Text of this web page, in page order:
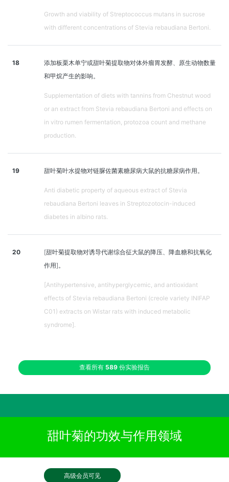
Growth and viability of Streptococcus mutans in sucrose
with different concentrations of Stevia rebaudiana Bertoni.
18
添加板栗木单宁或甜叶菊提取物对体外瘤胃发酵、原生动物数量
和甲烷产生的影响。
Supplementation of diets with tannins from Chestnut wood
or an extract from Stevia rebaudiana Bertoni and effects on
in vitro rumen fermentation, protozoa count and methane
production.
19 甜叶菊叶水提物对链脲佐菌素糖尿病大鼠的抗糖尿病作用。
Anti diabetic property of aqueous extract of Stevia
rebaudiana Bertoni leaves in Streptozotocin-induced
diabetes in albino rats.
20
[甜叶菊提取物对诱导代谢综合征大鼠的降压、降血糖和抗氧化
作用]。
[Antihypertensive, antihyperglycemic, and antioxidant
effects of Stevia rebaudiana Bertoni (creole variety INIFAP
C01) extracts on Wistar rats with induced metabolic
syndrome].
查看所有 589 份实验报告
甜叶菊的功效与作用领域
高级会员可见